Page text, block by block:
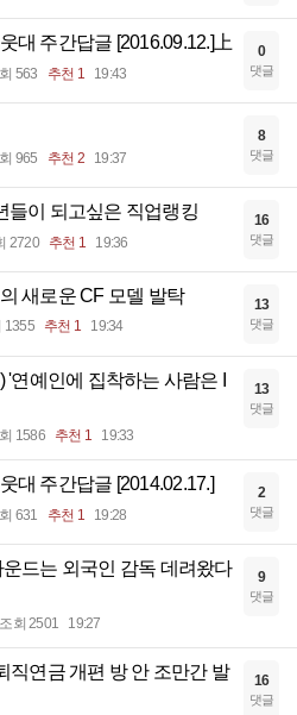
대 주간답글 [2016.09.12.]上
563 추천 1 19:43
0
댓글
965 추천 2 19:37
8
댓글
들이 되고싶은 직업랭킹
2720 추천 1 19:36
16
댓글
새로운 CF 모델 발탁
1355 추천 1 19:34
13
댓글
'연예인에 집착하는 사람은 I
1586 추천 1 19:33
13
댓글
대 주간답글 [2014.02.17.]
631 추천 1 19:28
2
댓글
드는 외국인 감독 데려왔다
조회 2501 19:27
9
댓글
직연금 개편 방 안 조만간 발
16
댓글